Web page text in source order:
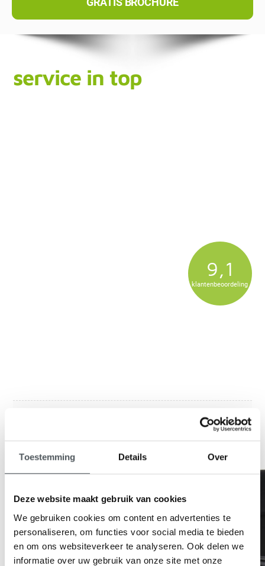
Toestemming Details Over
Deze website maakt gebruik van cookies
We gebruiken cookies om content en advertenties te
personaliseren, om functies voor social media te bieden
en om ons websiteverkeer te analyseren. Ook delen we
informatie over uw gebruik van onze site met onze
service in top
9,1
klantenbeoordeling